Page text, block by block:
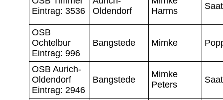
Eintrag: 3536
Oldendorf
Harms
OSB
Ochtelbur
Eintrag: 996
Bangstede Mimke
OSB Aurich-
Oldendorf
Eintrag: 2946
Bangstede
Mimke
Peters